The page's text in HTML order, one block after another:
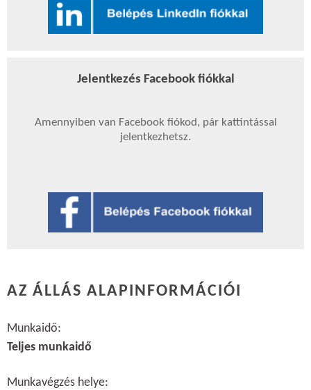
Jelentkezés Facebook fiókkal
Amennyiben van Facebook fiókod, pár kattintással
jelentkezhetsz.
AZ ÁLLÁS ALAPINFORMÁCIÓI
Munkaidő:
Teljes munkaidő
Munkavégzés helye: